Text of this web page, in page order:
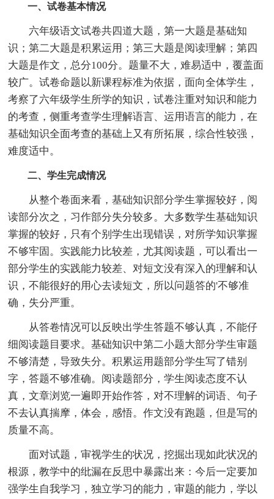
一、试卷基本情况
六年级语文试卷共四道大题，第一大题是基础知
识；第二大题是积累运用；第三大题是阅读理解；第四
大题是作文，总分100分。题量不大，难易适中，覆盖面
较广。试卷命题以新课程标准为依据，面向全体学生，
考察了六年级学生所学的知识，试卷注重对知识和能力
的考查，侧重考查学生理解语言、运用语言的能力，在
基础知识全面考查的基础上又有所拓展，综合性较强，
难度适中。
二、学生完成情况
从整个卷面来看，基础知识部分学生掌握较好，阅
读部分次之，习作部分失分较多。大多数学生基础知识
掌握的较好，只有个别学生出现错误，对所学知识掌握
不够牢固。实践能力比较差，尤其阅读题，可以看出一
部分学生的实践能力较差、对短文没有深入的理解和认
识，不能很好的用心去读短文，所以问题答的'不够准
确，失分严重。
从答卷情况可以反映出学生答题不够认真，不能仔
细阅读题目要求。基础知识中第二小题大部分学生审题
不够清楚，导致失分。积累运用题部分学生写了错别
字，答题不够准确。阅读题部分，学生阅读态度不认
真，文章浏览一遍即开始作答，对不理解的词语、句子
不去认真揣摩，体会，感悟。作文没有跑题，但是写的
质量不高。
面对试题，审视学生的状况，挖掘出现如此状况的
根源，教学中的纰漏在反思中暴露出来：今后一定要加
强学生自我学习，独立学习的能力，审题的能力，学以